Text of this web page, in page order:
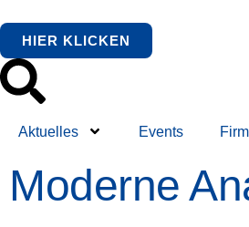
HIER KLICKEN
Aktuelles Events
Moderne